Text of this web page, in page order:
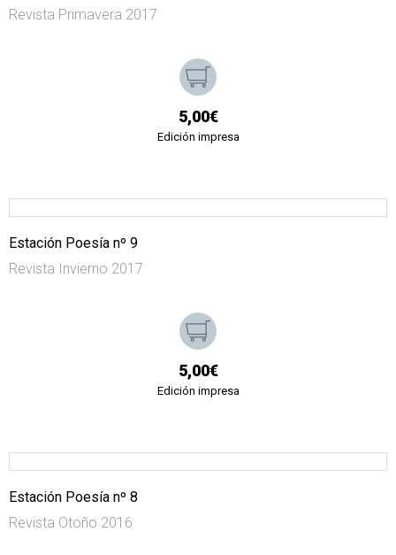
Revista Primavera 2017
5,00€
Edición impresa
Estación Poesía nº 9
Revista Invierno 2017
5,00€
Edición impresa
Estación Poesía nº 8
Revista Otoño 2016